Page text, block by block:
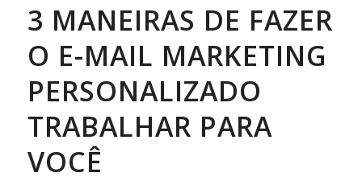
3 MANEIRAS DE FAZER
O E-MAIL MARKETING
PERSONALIZADO
TRABALHAR PARA
VOCÊ